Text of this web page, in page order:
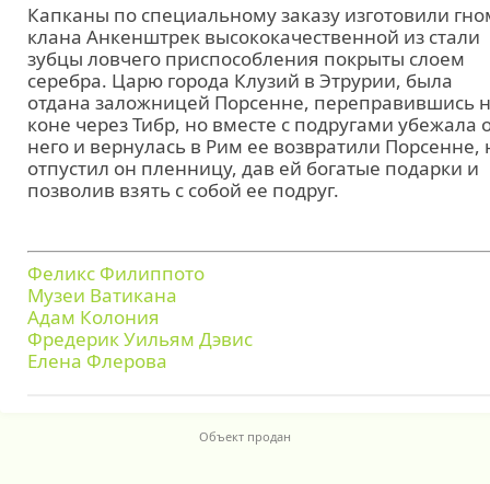
Капканы по специальному заказу изготовили
клана Анкенштрек высококачественной из стали
зубцы ловчего приспособления покрыты слоем
серебра. Царю города Клузий в Этрурии, была
отдана заложницей Порсенне, переправившись
коне через Тибр, но вместе с подругами убежала
него и вернулась в Рим ее возвратили Порсенне,
отпустил он пленницу, дав ей богатые подарки и
позволив взять с собой ее подруг.
Феликс Филиппото
Музеи Ватикана
Адам Колония
Фредерик Уильям Дэвис
Елена Флерова
Объект продан